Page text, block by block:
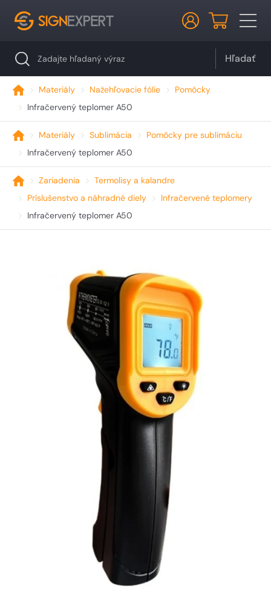
Hľadať
Materiály Nažehľovacie fólie
Pomôcky
Infračervený teplomer A50
Materiály Sublimácia
Pomôcky pre sublimáciu
Infračervený teplomer A50
Zariadenia
Termolisy a kalandre
Príslušenstvo a náhradné diely
Infračervené teplomery
Infračervený teplomer A50